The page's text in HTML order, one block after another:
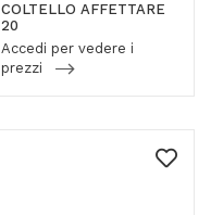
COLTELLO AFFETTARE
20
Accedi per vedere i
prezzi